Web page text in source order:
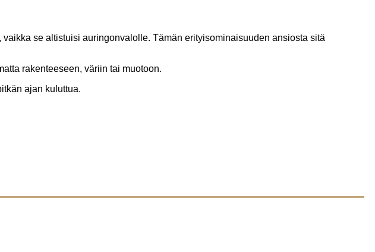
se altistuisi auringonvalolle. Tämän erityisominaisuuden ansiosta sitä
rakenteeseen, väriin tai muotoon.
ajan kuluttua.